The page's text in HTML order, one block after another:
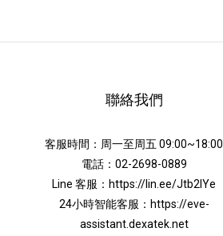
聯絡我們
客服時間：周一至周五 09:00~18:00
電話：02-2698-0889
Line 客服： https://lin.ee/Jtb2lYe
24小時智能客服： https://eve-
assistant.dexatek.net